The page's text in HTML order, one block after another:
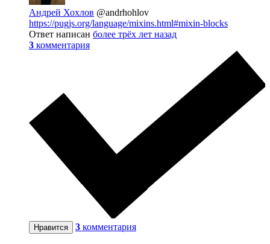
Андрей Хохлов @andrhohlov
https://pugjs.org/language/mixins.html#mixin-blocks
Ответ написан более трёх лет назад
3 комментария
Нравится 3 комментария